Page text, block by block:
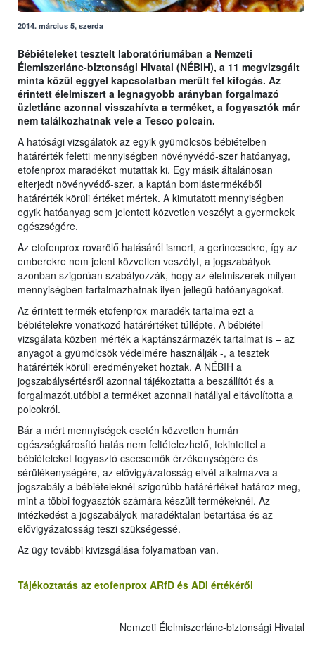
2014. március 5, szerda
Bébiételeket tesztelt laboratóriumában a Nemzeti
Élemiszerlánc-biztonsági Hivatal (NÉBIH), a 11 megvizsgált
minta közül eggyel kapcsolatban merült fel kifogás. Az
érintett élelmiszert a legnagyobb arányban forgalmazó
üzletlánc azonnal visszahívta a terméket, a fogyasztók már
nem találkozhatnak vele a Tesco polcain.
A hatósági vizsgálatok az egyik gyümölcsös bébiételben
határérték feletti mennyiségben növényvédő-szer hatóanyag,
etofenprox maradékot mutattak ki. Egy másik általánosan
elterjedt növényvédő-szer, a kaptán bomlástermékéből
határérték körüli értéket mértek. A kimutatott mennyiségben
egyik hatóanyag sem jelentett közvetlen veszélyt a gyermekek
egészségére.
Az etofenprox rovarölő hatásáról ismert, a gerincesekre, így az
emberekre nem jelent közvetlen veszélyt, a jogszabályok
azonban szigorúan szabályozzák, hogy az élelmiszerek milyen
mennyiségben tartalmazhatnak ilyen jellegű hatóanyagokat.
Az érintett termék etofenprox-maradék tartalma ezt a
bébiételekre vonatkozó határértéket túllépte. A bébiétel
vizsgálata közben mérték a kaptánszármazék tartalmat is – az
anyagot a gyümölcsök védelmére használják -, a tesztek
határérték körüli eredményeket hoztak. A NÉBIH a
jogszabálysértésről azonnal tájékoztatta a beszállítót és a
forgalmazót,utóbbi a terméket azonnali hatállyal eltávolította a
polcokról.
Bár a mért mennyiségek esetén közvetlen humán
egészségkárosító hatás nem feltételezhető, tekintettel a
bébiételeket fogyasztó csecsemők érzékenységére és
sérülékenységére, az elővigyázatosság elvét alkalmazva a
jogszabály a bébiételeknél szigorúbb határértéket határoz meg,
mint a többi fogyasztók számára készült termékeknél. Az
intézkedést a jogszabályok maradéktalan betartása és az
elővigyázatosság teszi szükségessé.
Az ügy további kivizsgálása folyamatban van.
Tájékoztatás az etofenprox ARfD és ADI értékéről
Nemzeti Élelmiszerlánc-biztonsági Hivatal